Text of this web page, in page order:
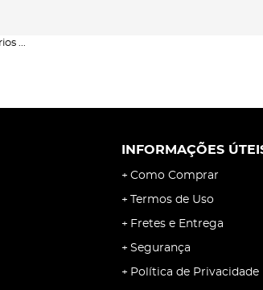
...
INFORMAÇÕES
Como Comprar
Termos de Uso
Fretes e Entrega
Segurança
Política de Privacidade